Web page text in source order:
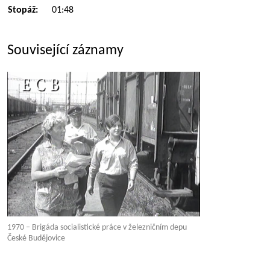
Stopáž:
01:48
Související záznamy
1970 – Brigáda socialistické práce v železničním depu
České Budějovice